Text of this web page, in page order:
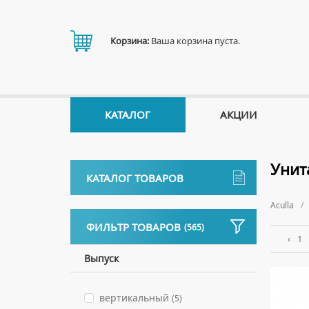
Aculla
‹ 1
КАТАЛОГ ТОВАРОВ
Аксессуары
ДЕРЖАТЕЛИ
ДОЗАТОРЫ ДЛЯ МЫЛА
Биде
НАПОЛЬНЫЕ БИДЕ
КРЫШКИ ДЛЯ БИДЕ
Ванны
МРАМОРНЫЕ ВАННЫ
ФИЛЬТР ТОВАРОВ (565)
Выпуск
вертикальный (5)
Корзина: Ваша корзина пуста.
КАТАЛОГ АКЦИИ